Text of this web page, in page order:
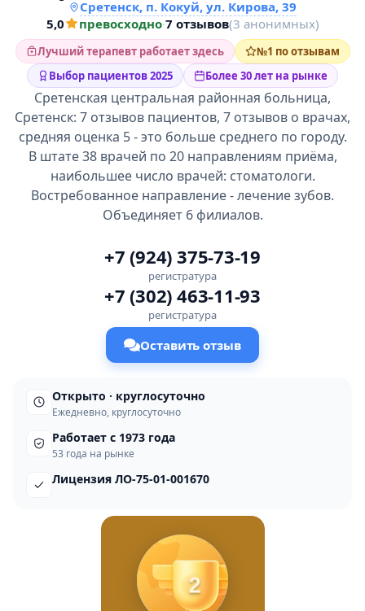
Сретенск, п. Кокуй, ул. Кирова, 39
5,0
превосходно·7 отзывов(3 анонимных)
Лучший терапевт работает здесь
№1 по отзывам
Выбор пациентов 2025
Более 30 лет на рынке
Сретенская центральная районная больница,
Сретенск: 7 отзывов пациентов, 7 отзывов о врачах,
средняя оценка 5 - это больше среднего по городу.
В штате 38 врачей по 20 направлениям приёма,
наибольшее число врачей: стоматологи.
Востребованное направление - лечение зубов.
Объединяет 6 филиалов.
+7 (924) 375-73-19
регистратура
+7 (302) 463-11-93
регистратура
Оставить отзыв
Открыто · круглосуточно
Ежедневно, круглосуточно
Работает с 1973 года
53 года на рынке
Лицензия ЛО-75-01-001670
2